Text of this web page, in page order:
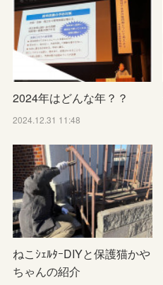
2024年はどんな年？？
2024.12.31 11:48
ねこｼｪﾙﾀｰDIYと保護猫かや
ちゃんの紹介